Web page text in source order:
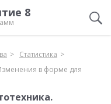
8
Статистика
в форме для